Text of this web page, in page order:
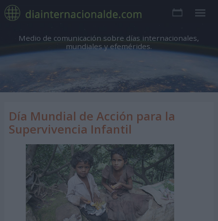
Medio de comunicación sobre días internacionales,
mundiales y efemérides.
Día Mundial de Acción para la
Supervivencia Infantil